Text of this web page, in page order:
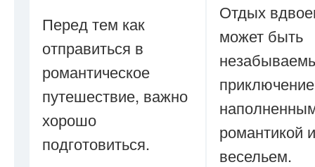
Перед тем как
отправиться в
романтическое
путешествие, важно
хорошо
подготовиться.
Отдых
может быть
романтикой и
весельем.